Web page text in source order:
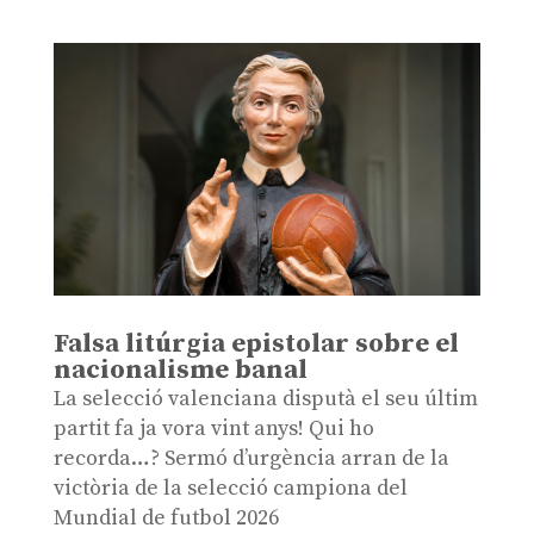
Falsa litúrgia epistolar sobre el
nacionalisme banal
La selecció valenciana disputà el seu últim
partit fa ja vora vint anys! Qui ho
recorda…? Sermó d’urgència arran de la
victòria de la selecció campiona del
Mundial de futbol 2026